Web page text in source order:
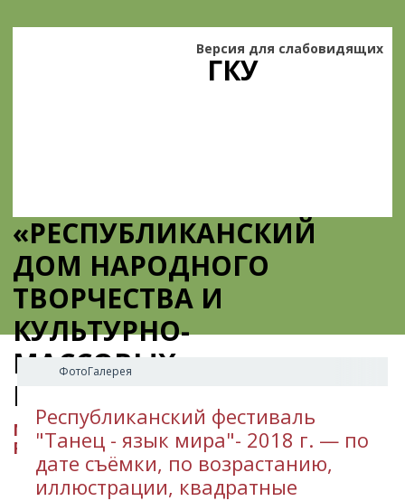
ГКУ
«РЕСПУБЛИКАНСКИЙ
ДОМ НАРОДНОГО
ТВОРЧЕСТВА И
КУЛЬТУРНО-
МАССОВЫХ
МЕРОПРИЯТИЙ»
МИНИСТЕРСТВО КУЛЬТУРЫ
РЕСПУБЛИКИ ИНГУШЕТИЯ
Версия для слабовидящих
ФотоГалерея
Республиканский фестиваль
"Танец - язык мира"- 2018 г. — по
дате съёмки, по возрастанию,
иллюстрации, квадратные